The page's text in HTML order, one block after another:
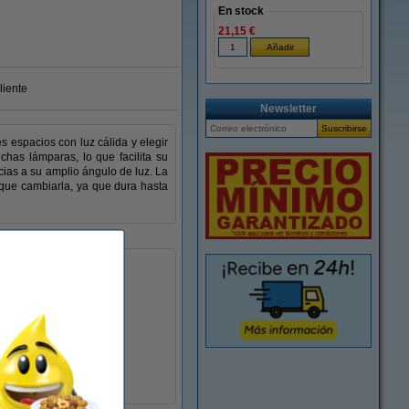
espacios con luz cálida y elegir
lámparas, lo que facilita su
a su amplio ángulo de luz. La
cambiarla, ya que dura hasta
R7S
Lámpara de barra
IP20
25000
En stock
21,15 €
Newsletter